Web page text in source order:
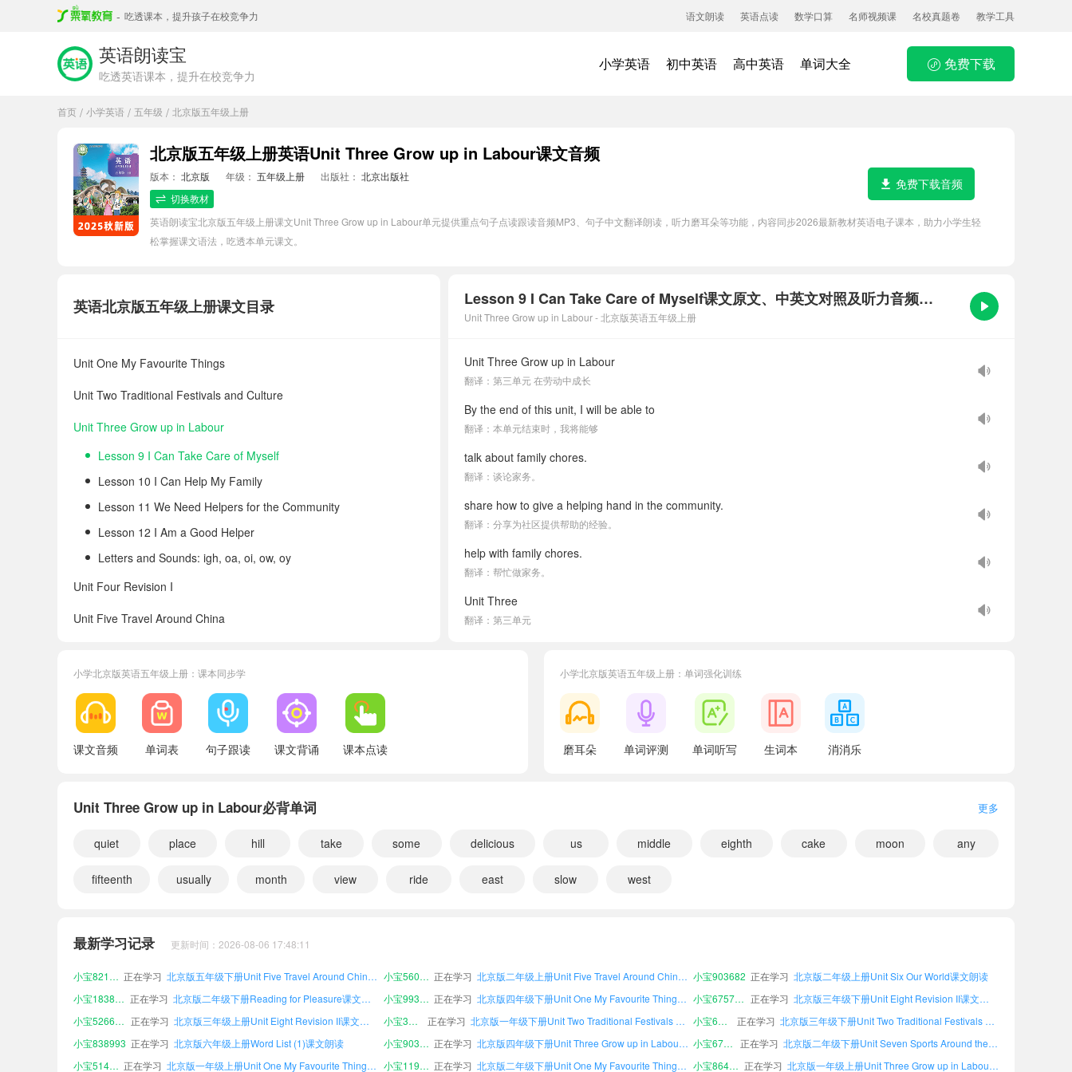
- 吃透课本，提升孩子在校竞争力 语文朗读 英语点读 数学口算 名师视频课 名校真题卷 教学工具
英语朗读宝
吃透英语课本，提升在校竞争力
小学英语 初中英语 高中英语 单词大全 免费下载
首页 / 小学英语 / 五年级 / 北京版五年级上册
北京版五年级上册英语Unit Three Grow up in Labour课文音频
版本： 北京版 年级： 五年级上册 出版社： 北京出版社
切换教材
英语朗读宝北京版五年级上册课文Unit Three Grow up in Labour单元提供重点句子点读跟读音频MP3、句子中文翻译朗读，听力磨耳朵等功能，内容同步2026最新教材英语电子课本，助力小学生轻
松掌握课文语法，吃透本单元课文。
免费下载音频
Lesson 9 I Can Take Care of Myself课文原文、中英文对照及听力音频听读
Unit Three Grow up in Labour - 北京版英语五年级上册
Unit Three Grow up in Labour
翻译：第三单元 在劳动中成长
By the end of this unit, I will be able to
翻译：本单元结束时，我将能够
talk about family chores.
翻译：谈论家务。
share how to give a helping hand in the community.
翻译：分享为社区提供帮助的经验。
help with family chores.
翻译：帮忙做家务。
Unit Three
翻译：第三单元
翻译：第9课 我能照顾好自己
Our class will take a two-day camping trip.
翻译：我们班要进行一次为期两天的露营旅行。
We'll pick fruit, plant vegetables and set up camps.
We also need to take care of ourselves in these two days.
Who would like to go?
I can make my bed and clean my room.
翻译：我会铺床和打扫房间。
Good.
翻译：很好。
英语北京版五年级上册课文目录
Unit One My Favourite Things
Unit Two Traditional Festivals and Culture
Unit Three Grow up in Labour
Lesson 9 I Can Take Care of Myself
Lesson 10 I Can Help My Family
Lesson 11 We Need Helpers for the Community
Lesson 12 I Am a Good Helper
Letters and Sounds: igh, oa, oi, ow, oy
Unit Four Revision I
Unit Five Travel Around China
Unit Seven Sports Around the World
Unit Eight Revision II
Reading for Pleasure
Word List (2)
小学北京版英语五年级上册：课本同步学
课文音频 单词表 句子跟读 课文背诵 课本点读
小学北京版英语五年级上册：单词强化训练
磨耳朵 单词评测 单词听写 生词本 消消乐
Unit Three Grow up in Labour必背单词 更多
quiet place hill take some delicious us middle eighth cake moon any
fifteenth usually month view ride east slow west
最新学习记录 更新时间：2026-08-06 17:48:11
小宝514783 小宝119262 正在学习 小宝864708 正在学习
小宝318407
正在学习 小宝122217
小宝241933 正在学习 北京版一年级上册Word List (1)课文朗读
小宝821946 正在学习 北京版五年级下册Unit Five Travel Around China课文朗读 小宝560783 正在学习 北京版二年级上册Unit Five Travel Around China课文朗读 小宝903682 正在学习 北京版二年级上册Unit Six Our World课文朗读
小宝183830 正在学习 北京版二年级下册Reading for Pleasure课文朗读 小宝993407 正在学习 北京版四年级下册Unit One My Favourite Things课文朗读 小宝675761 正在学习
北京版三年级下册Unit Eight Revision II课文朗读
小宝526672 正在学习 北京版三年级上册Unit Eight Revision II课文朗读 小宝378544 正在学习 北京版一年级下册Unit Two Traditional Festivals and Culture课文朗读 小宝635190 正在学习
北京版三年级下册Unit Two Traditional Festivals and Culture课文朗读
小宝838993 正在学习 北京版六年级上册Word List (1)课文朗读 小宝903003 正在学习 北京版四年级下册Unit Three Grow up in Labour课文朗读 小宝671106 正在学习
北京版二年级下册Unit Seven Sports Around the World课文朗读
小宝514783 正在学习 北京版一年级上册Unit One My Favourite Things课文朗读 小宝119262 正在学习 北京版二年级下册Unit One My Favourite Things课文朗读 小宝864708 正在学习 北京版一年级上册Unit Three Grow up in Labour课文朗读